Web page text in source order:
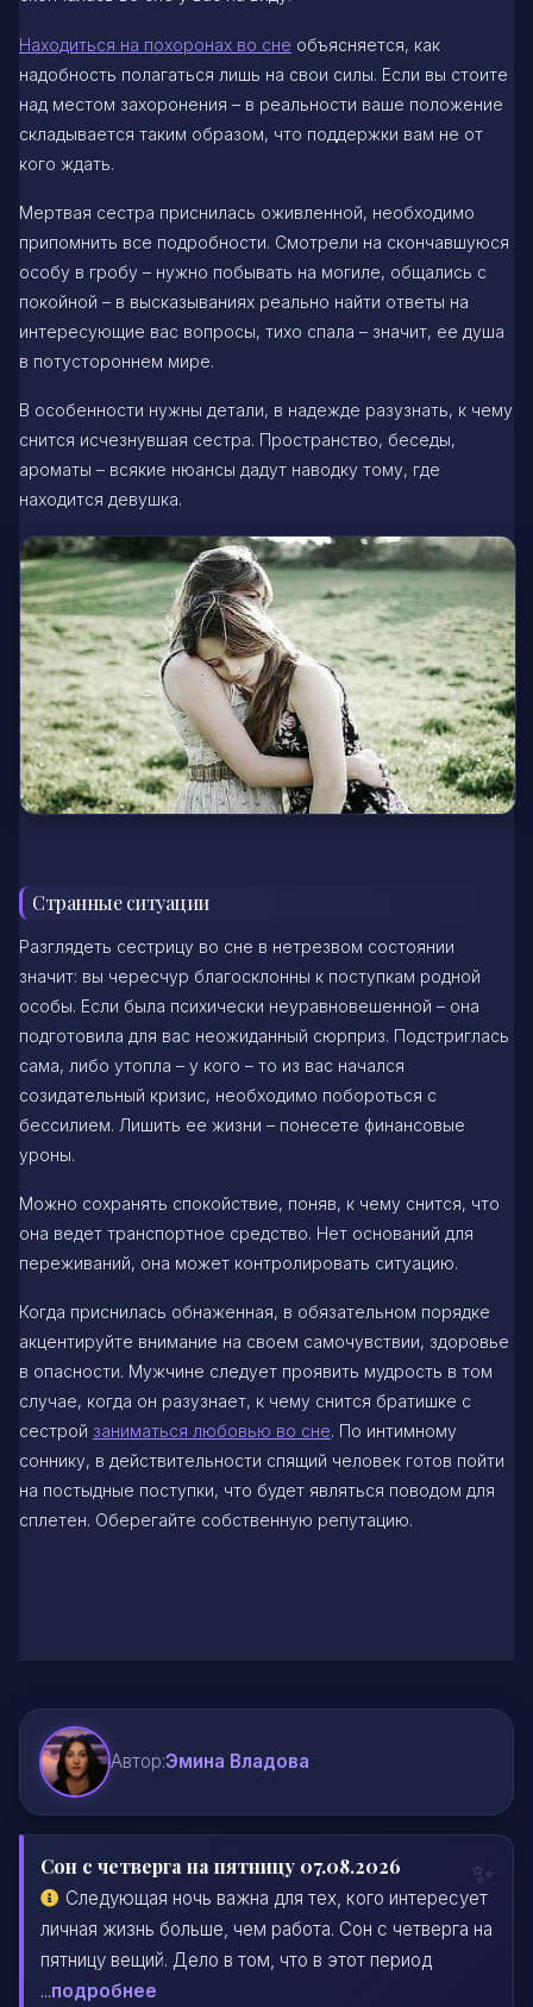
Находиться на похоронах во сне объясняется, как
надобность полагаться лишь на свои силы. Если вы стоите
над местом захоронения – в реальности ваше положение
складывается таким образом, что поддержки вам не от
кого ждать.
Мертвая сестра приснилась оживленной, необходимо
припомнить все подробности. Смотрели на скончавшуюся
особу в гробу – нужно побывать на могиле, общались с
покойной – в высказываниях реально найти ответы на
интересующие вас вопросы, тихо спала – значит, ее душа
в потустороннем мире.
В особенности нужны детали, в надежде разузнать, к чему
снится исчезнувшая сестра. Пространство, беседы,
ароматы – всякие нюансы дадут наводку тому, где
находится девушка.
Странные ситуации
Разглядеть сестрицу во сне в нетрезвом состоянии
значит: вы чересчур благосклонны к поступкам родной
особы. Если была психически неуравновешенной – она
подготовила для вас неожиданный сюрприз. Подстриглась
сама, либо утопла – у кого – то из вас начался
созидательный кризис, необходимо побороться с
бессилием. Лишить ее жизни – понесете финансовые
уроны.
Можно сохранять спокойствие, поняв, к чему снится, что
она ведет транспортное средство. Нет оснований для
переживаний, она может контролировать ситуацию.
Когда приснилась обнаженная, в обязательном порядке
акцентируйте внимание на своем самочувствии, здоровье
в опасности. Мужчине следует проявить мудрость в том
случае, когда он разузнает, к чему снится братишке с
сестрой заниматься любовью во сне. По интимному
соннику, в действительности спящий человек готов пойти
на постыдные поступки, что будет являться поводом для
сплетен. Оберегайте собственную репутацию.
Автор:Эмина Владова
Сон с четверга на пятницу 07.08.2026
Следующая ночь важна для тех, кого интересует
личная жизнь больше, чем работа. Сон с четверга на
пятницу вещий. Дело в том, что в этот период
...подробнее